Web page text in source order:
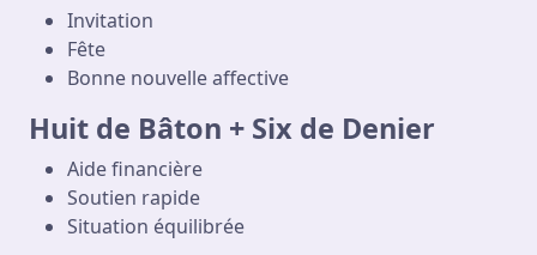
Invitation
Fête
Bonne nouvelle affective
Huit de Bâton + Six de Denier
Aide financière
Soutien rapide
Situation équilibrée